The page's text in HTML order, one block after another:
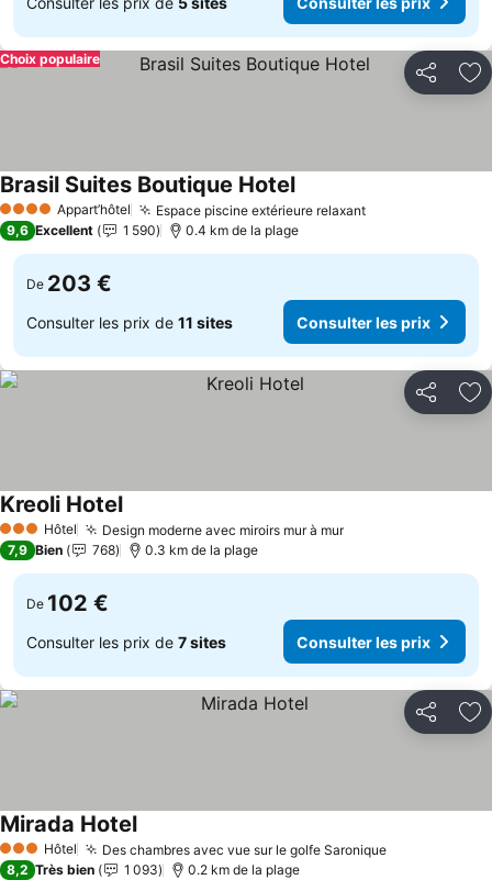
Partager
Choix populaire
4 Étoiles Appart’hôtel Espace piscine extérieure relaxant
Brasil Suites Boutique Hotel
9,6 Excellent 1 590 0.4 km de la plage
De 203 €
Consulter les prix de 11 sites Consulter les prix
Partager
3 ÉtoilesHôtel Design moderne avec miroirs mur à mur
Kreoli Hotel
7,9 Bien 768 0.3 km de la plage
De 102 €
Consulter les prix de 7 sites Consulter les prix
Partager
3 ÉtoilesHôtel Des chambres avec vue sur le golfe Saronique
Mirada Hotel
8,2 Très bien 1 093 0.2 km de la plage